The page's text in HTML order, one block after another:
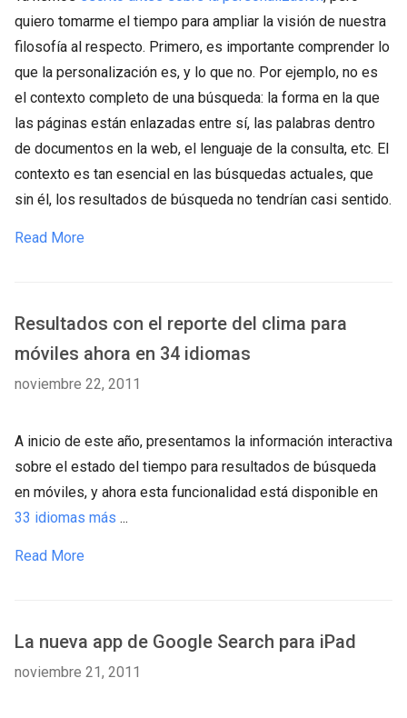
quiero tomarme el tiempo para ampliar la visión de nuestra
filosofía al respecto. Primero, es importante comprender lo
que la personalización es, y lo que no. Por ejemplo, no es
el contexto completo de una búsqueda: la forma en la que
las páginas están enlazadas entre sí, las palabras dentro
de documentos en la web, el lenguaje de la consulta, etc. El
contexto es tan esencial en las búsquedas actuales, que
sin él, los resultados de búsqueda no tendrían casi sentido.
Read More
Resultados con el reporte del clima para
móviles ahora en 34 idiomas
noviembre 22, 2011
A inicio de este año, presentamos la información interactiva
sobre el estado del tiempo para resultados de búsqueda
en móviles, y ahora esta funcionalidad está disponible en
33 idiomas más ...
Read More
La nueva app de Google Search para iPad
noviembre 21, 2011